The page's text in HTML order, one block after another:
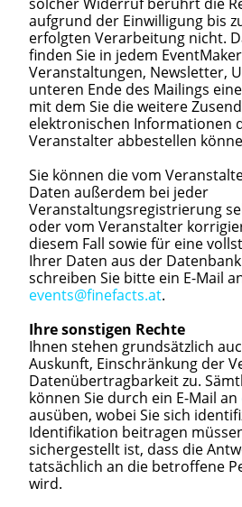
aufgrund der Einwilligung bis
erfolgten Verarbeitung nicht.
finden Sie in jedem
Veranstaltungen, Newsletter,
unteren Ende des Mailings
mit dem Sie die weitere
elektronischen Informationen
Veranstalter abbestellen
Sie können die vom
Daten außerdem bei jeder
Veranstaltungsregistrierung
oder vom Veranstalter
diesem Fall sowie für eine
Ihrer Daten aus der
schreiben Sie bitte ein E-Mail
events@finefacts.at.
Ihre sonstigen Rechte
Ihnen stehen grundsätzlich
Auskunft, Einschränkung der
Datenübertragbarkeit zu.
können Sie durch ein E-Mail an
ausüben, wobei Sie sich
Identifikation beitragen
sichergestellt ist, dass die
tatsächlich an die betroffene
wird.